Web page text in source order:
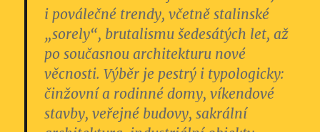
i poválečné trendy, včetně stalinské
„sorely“, brutalismu šedesátých let, až
po současnou architekturu nové
věcnosti. Výběr je pestrý i typologicky:
činžovní a rodinné domy, víkendové
stavby, veřejné budovy, sakrální